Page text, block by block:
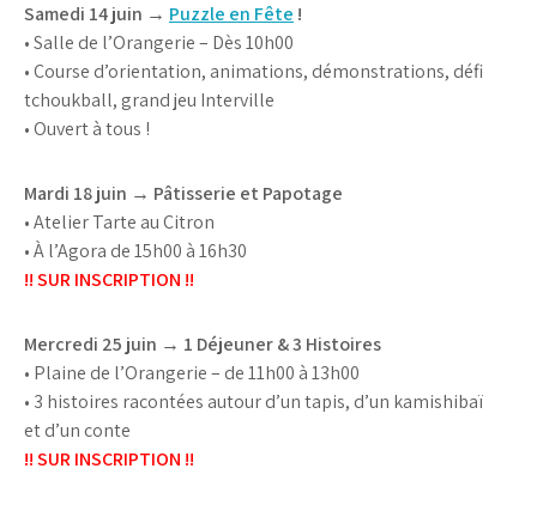
Samedi 14 juin → Puzzle en Fête !
• Salle de l’Orangerie – Dès 10h00
• Course d’orientation, animations, démonstrations, défi
tchoukball, grand jeu Interville
• Ouvert à tous !
Mardi 18 juin → Pâtisserie et Papotage
• Atelier Tarte au Citron
• À l’Agora de 15h00 à 16h30
!! SUR INSCRIPTION !!
Mercredi 25 juin → 1 Déjeuner & 3 Histoires
• Plaine de l’Orangerie – de 11h00 à 13h00
• 3 histoires racontées autour d’un tapis, d’un kamishibaï
et d’un conte
!! SUR INSCRIPTION !!